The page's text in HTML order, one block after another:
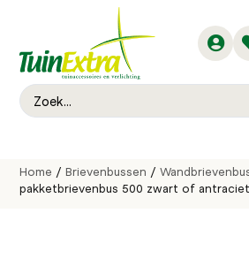
Home /Brievenbussen /
pakketbrievenbus 500 zwart of antraciet